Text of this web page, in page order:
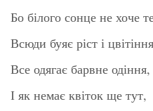
Бо білого сонце не хоче
Всюди буяє ріст і
Все одягає барвне одіння,
І як немає квіток ще тут,